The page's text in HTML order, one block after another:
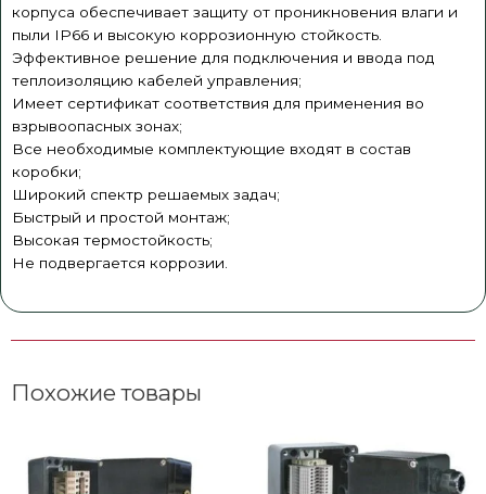
корпуса обеспечивает защиту от проникновения влаги и
пыли IP66 и высокую коррозионную стойкость.
Эффективное решение для подключения и ввода под
теплоизоляцию кабелей управления;
Имеет сертификат соответствия для применения во
взрывоопасных зонах;
Все необходимые комплектующие входят в состав
коробки;
Широкий спектр решаемых задач;
Быстрый и простой монтаж;
Высокая термостойкость;
​Не подвергается коррозии.
Похожие товары